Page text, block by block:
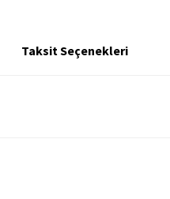
Taksit Seçenekleri